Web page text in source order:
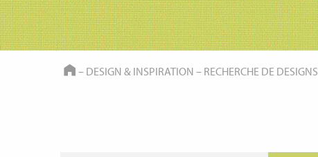
HOME
– DESIGN & INSPIRATION – RECHERCHE DE DESIGNS